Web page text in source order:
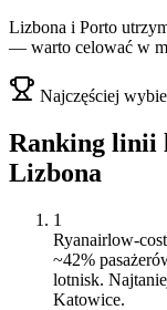
Lizbona i Porto
— warto celować w
Najczęściej
Ranking linii
Lizbona
1
Ryanairlow-cost
~42%
lotnisk.
Katowice.